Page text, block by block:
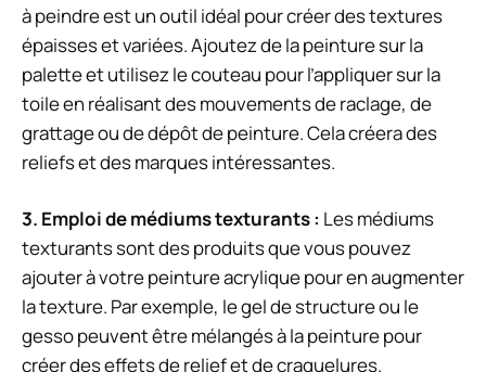
à peindre est un outil idéal pour créer des textures
épaisses et variées. Ajoutez de la peinture sur la
palette et utilisez le couteau pour l’appliquer sur la
toile en réalisant des mouvements de raclage, de
grattage ou de dépôt de peinture. Cela créera des
reliefs et des marques intéressantes.
3. Emploi de médiums texturants: Les médiums
texturants sont des produits que vous pouvez
ajouter à votre peinture acrylique pour en augmenter
la texture. Par exemple, le gel de structure ou le
gesso peuvent être mélangés à la peinture pour
créer des effets de relief et de craquelures.